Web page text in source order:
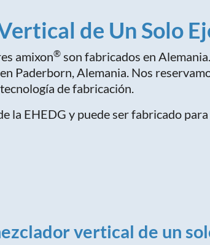
de Un Solo
amixon® son fabricados en
en Paderborn, Alemania. Nos
de fabricación.
la EHEDG y puede ser fabricado
vertical de un